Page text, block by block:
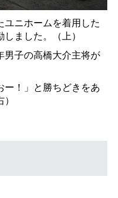
ニホームを着用した
ました。（上）
子の高橋大介主将が
！」と勝ちどきをあ